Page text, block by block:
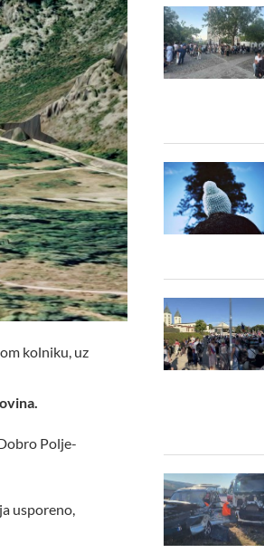
kolniku, uz
Polje-
usporeno,